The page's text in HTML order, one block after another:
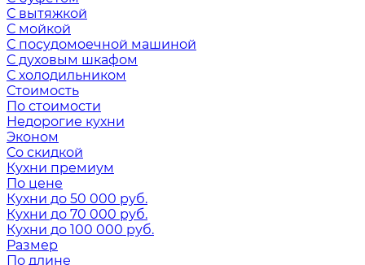
С вытяжкой
С мойкой
С посудомоечной машиной
С духовым шкафом
С холодильником
Стоимость
По стоимости
Недорогие кухни
Эконом
Со скидкой
Кухни премиум
По цене
Кухни до 50 000 руб.
Кухни до 70 000 руб.
Кухни до 100 000 руб.
Размер
По длине